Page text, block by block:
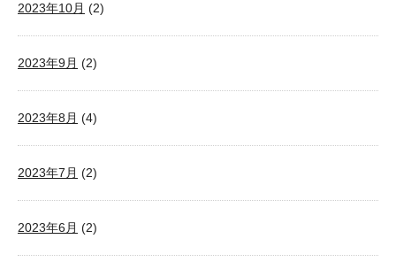
2023年10月 (2)
2023年9月 (2)
2023年8月 (4)
2023年7月 (2)
2023年6月 (2)